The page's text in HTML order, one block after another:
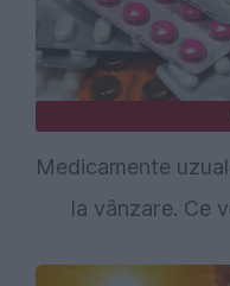
Medicamente
la vânzare. Ce